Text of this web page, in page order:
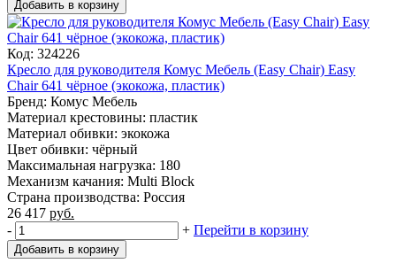
Добавить в корзину
Код: 324226
Кресло для руководителя Комус Мебель (Easy Chair) Easy
Chair 641 чёрное (экокожа, пластик)
Бренд: Комус Мебель
Материал крестовины: пластик
Материал обивки: экокожа
Цвет обивки: чёрный
Максимальная нагрузка: 180
Механизм качания: Multi Block
Страна производства: Россия
26 417 руб.
-
+ Перейти в корзину
Добавить в корзину